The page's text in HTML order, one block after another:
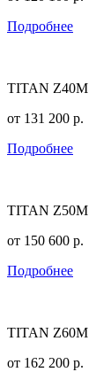
Подробнее
TITAN Z40M
от 131 200 р.
Подробнее
TITAN Z50M
от 150 600 р.
Подробнее
TITAN Z60M
от 162 200 р.